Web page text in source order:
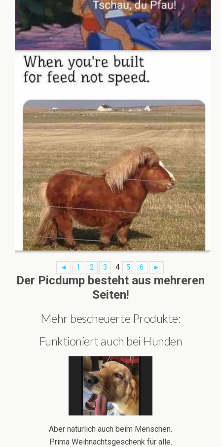
◄ 1 2 3 4 5 6 ►
Der Picdump besteht aus mehreren
Seiten!
Mehr bescheuerte Produkte:
Funktioniert auch bei Hunden
Aber natürlich auch beim Menschen.
Prima Weihnachtsgeschenk für alle.